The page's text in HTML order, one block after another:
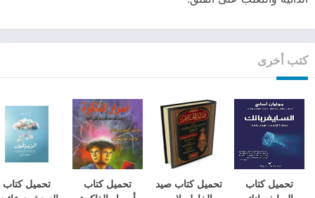
كتب أخرى
تحميل كتاب
تحميل كتاب صيد
تحميل كتاب
تحميل كتاب